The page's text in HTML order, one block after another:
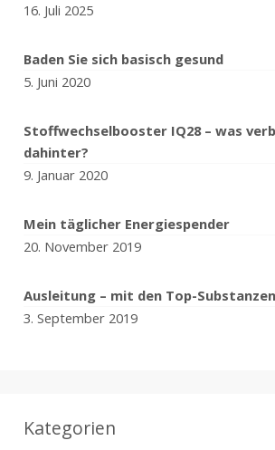
16. Juli 2025
Baden Sie sich basisch gesund
5. Juni 2020
Stoffwechselbooster IQ28 – was
dahinter?
9. Januar 2020
Mein täglicher Energiespender
20. November 2019
Ausleitung – mit den Top-
3. September 2019
Kategorien